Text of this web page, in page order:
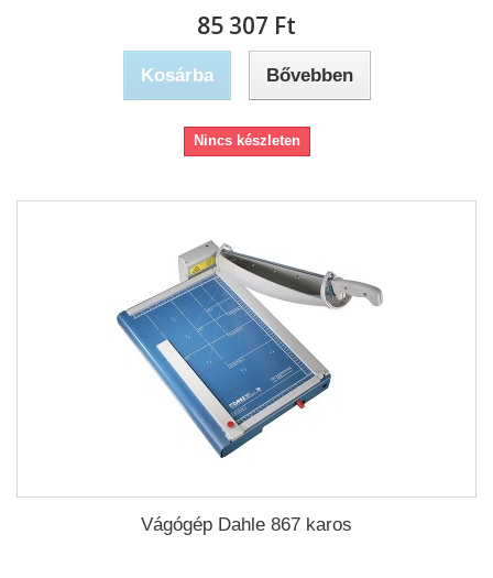
85 307 Ft‎
Kosárba Bővebben
Nincs készleten
Vágógép Dahle 867 karos